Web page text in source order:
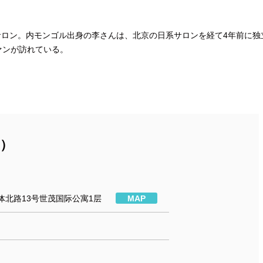
ン。内モンゴル出身の李さんは、北京の日系サロンを経て4年前に独
が訪れている。
北路13号世茂国际公寓1层 MAP